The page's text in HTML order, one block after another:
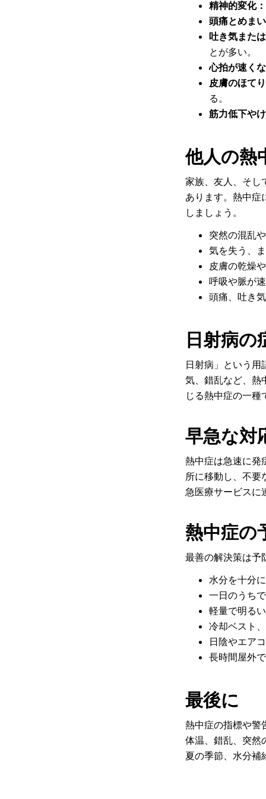
精神的変化：
頭痛とめま
吐き気また
とが多い。
心拍が速く
皮膚のほて
る。
筋力低下や
他人の熱
家族、友人、そし
あります。熱中症
しましょう。
突然の混乱
気を失う、
皮膚の乾燥
呼吸や脈が
頭痛、吐き
日射病の
日射病」という用
気、錯乱など、熱
じる熱中症の一種
早急な対
熱中症は急速に発
所に移動し、不要
急医療サービスに
熱中症の
最善の解決策は予
水分を十分
一日のうち
軽量で明る
冷却ベスト
日陰やエア
長時間屋外
最後に
熱中症の指標や警
体温、錯乱、突然
夏の季節、水分補